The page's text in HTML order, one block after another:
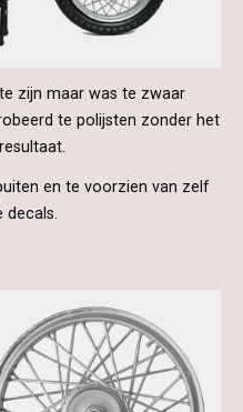
zijn maar was te zwaar
te polijsten zonder het
en te voorzien van zelf
decals.